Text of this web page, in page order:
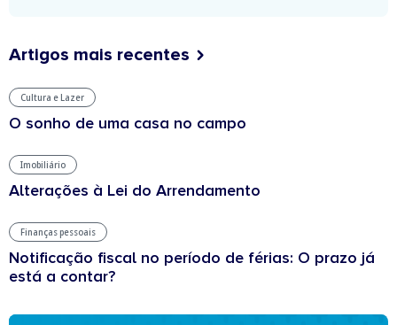
Artigos mais recentes
Cultura e Lazer
O sonho de uma casa no campo
Imobiliário
Alterações à Lei do Arrendamento
Finanças pessoais
Notificação fiscal no período de férias: O prazo já
está a contar?